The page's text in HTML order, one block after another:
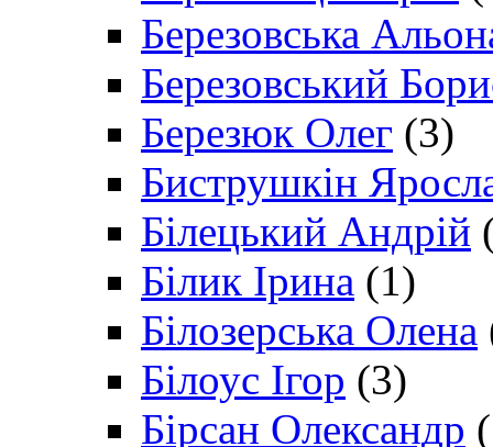
Березовська
Березовський
Березюк Олег (3)
Биструшкін
Білецький Андрій
Білик Ірина (1)
Білозерська Олена
Білоус Ігор (3)
Бірсан Олександр